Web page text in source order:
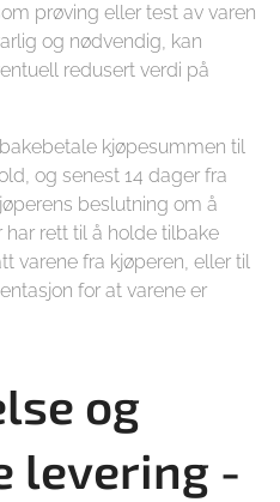
prøving eller test av varen
og nødvendig, kan
redusert verdi på
kjøpesummen til
og senest 14 dager fra
beslutning om å
rett til å holde tilbake
varene fra kjøperen, eller til
for at varene er
og
levering -